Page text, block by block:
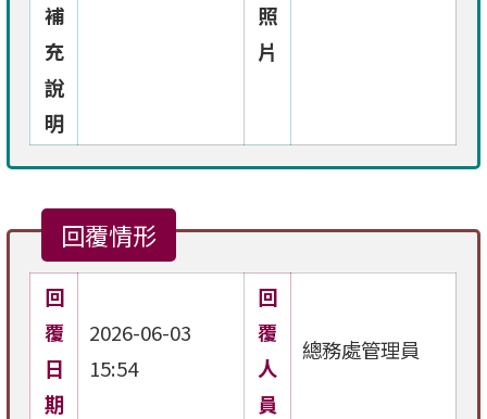
補
充
說
明
照
片
回覆情形
回
覆
日
期
2026-06-03
15:54
回
覆
人
員
總務處管理員